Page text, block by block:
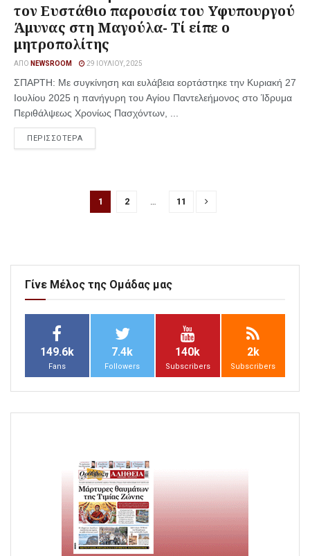
τον Ευστάθιο παρουσία του Υφυπουργού
Άμυνας στη Μαγούλα- Τί είπε ο
μητροπολίτης
ΑΠΌ NEWSROOM 29 ΙΟΥΛΊΟΥ, 2025
ΣΠΑΡΤΗ: Με συγκίνηση και ευλάβεια εορτάστηκε την Κυριακή 27
Ιουλίου 2025 η πανήγυρη του Αγίου Παντελεήμονος στο Ίδρυμα
Περιθάλψεως Χρονίως Πασχόντων, ...
ΠΕΡΙΣΣΟΤΕΡΑ
1 2 … 11
Γίνε Μέλος της Ομάδας μας
149.6k
Fans
7.4k
Followers
140k
Subscribers
2k
Subscribers